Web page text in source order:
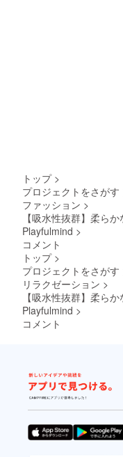
トップ >
プロジェクトをさがす
ファッション >
【吸水性抜群】柔ら
Playfulmind >
コメント
トップ >
プロジェクトをさがす
リラクゼーション >
【吸水性抜群】柔ら
Playfulmind >
コメント